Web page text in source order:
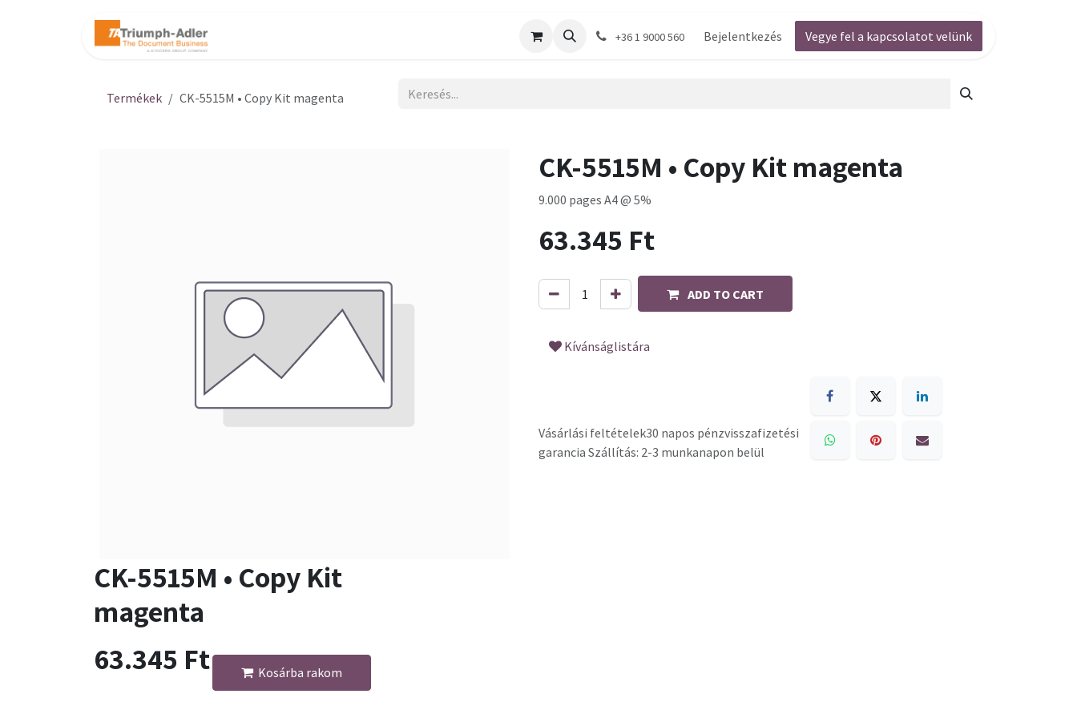
+36 1 9000 560 Bejelentkezés Vegye fel a kapcsolatot velünk
Termékek CK-5515M • Copy Kit magenta
CK-5515M • Copy Kit magenta
9.000 pages A4 @ 5%
63.345 Ft
ADD TO CART
Kívánságlistára
Vásárlási feltételek30 napos pénzvisszafizetési
garancia Szállítás: 2-3 munkanapon belül
CK-5515M • Copy Kit
magenta
63.345 Ft Kosárba rakom